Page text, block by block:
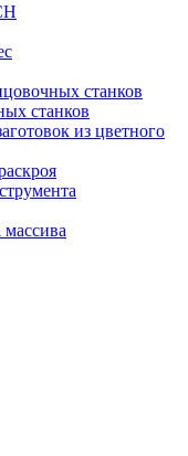
станков
станков
из цветного
массива